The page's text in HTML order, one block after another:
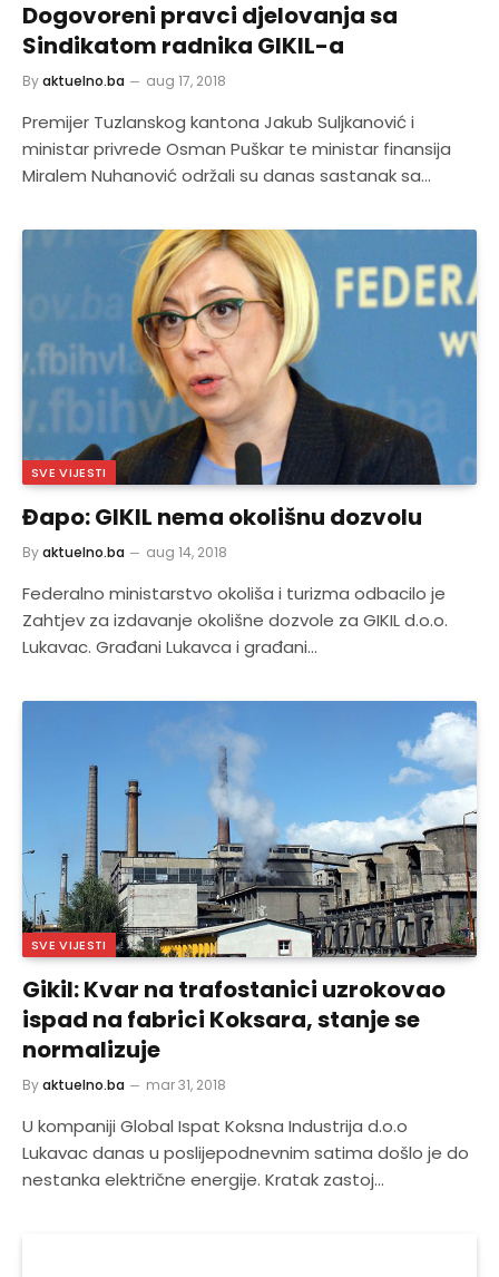
Dogovoreni pravci djelovanja sa
Sindikatom radnika GIKIL-a
Byaktuelno.ba aug 17, 2018
Premijer Tuzlanskog kantona Jakub Suljkanović i
ministar privrede Osman Puškar te ministar finansija
Miralem Nuhanović održali su danas sastanak sa…
SVE VIJESTI
Đapo: GIKIL nema okolišnu dozvolu
Byaktuelno.ba aug 14, 2018
Federalno ministarstvo okoliša i turizma odbacilo je
Zahtjev za izdavanje okolišne dozvole za GIKIL d.o.o.
Lukavac. Građani Lukavca i građani…
SVE VIJESTI
Gikil: Kvar na trafostanici uzrokovao
ispad na fabrici Koksara, stanje se
normalizuje
Byaktuelno.ba mar 31, 2018
U kompaniji Global Ispat Koksna Industrija d.o.o
Lukavac danas u poslijepodnevnim satima došlo je do
nestanka električne energije. Kratak zastoj…